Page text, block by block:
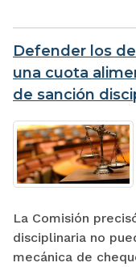
Defender los
una cuota
de sanción
La Comisión
disciplinaria no
mecánica de